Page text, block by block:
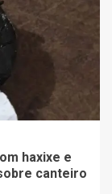
haxixe e
canteiro